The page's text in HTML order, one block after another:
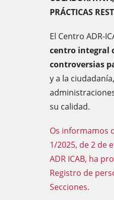
PRÁCTICAS
El Centro ADR-
centro integral
controversias
y a la
su calidad.
Os informamos
1/2025, de 2 de
ADR ICAB, ha
Registro de
Secciones.